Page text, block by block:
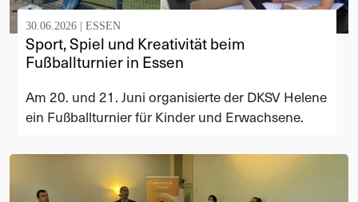
30.06.2026 | ESSEN
Sport, Spiel und Kreativität beim
Fußballturnier in Essen
Am 20. und 21. Juni organisierte der DKSV Helene
ein Fußballturnier für Kinder und Erwachsene.